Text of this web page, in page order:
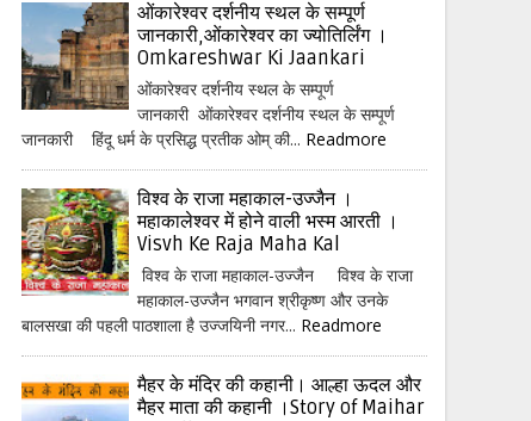
ओंकारेश्वर दर्शनीय स्थल के सम्पूर्ण
जानकारी,ओंकारेश्वर का ज्योतिर्लिंग ।
Omkareshwar Ki Jaankari
ओंकारेश्वर दर्शनीय स्थल के सम्पूर्ण
जानकारी ओंकारेश्वर दर्शनीय स्थल के सम्पूर्ण
जानकारी हिंदू धर्म के प्रसिद्ध प्रतीक ओम् की... Readmore
विश्व के राजा महाकाल-उज्जैन ।
महाकालेश्वर में होने वाली भस्म आरती ।
Visvh Ke Raja Maha Kal
विश्व के राजा महाकाल-उज्जैन विश्व के राजा
महाकाल-उज्जैन भगवान श्रीकृष्ण और उनके
बालसखा की पहली पाठशाला है उज्जयिनी नगर... Readmore
मैहर के मंदिर की कहानी। आल्हा ऊदल और
मैहर माता की कहानी ।Story of Maihar